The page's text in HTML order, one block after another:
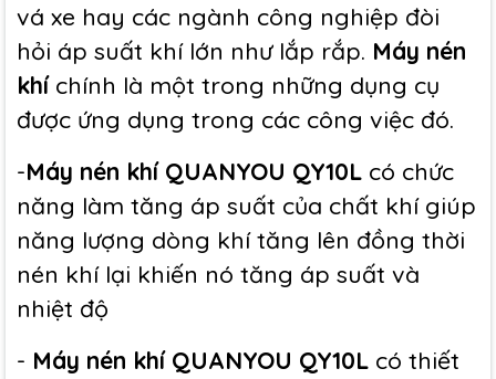
vá xe hay các ngành công nghiệp đòi
hỏi áp suất khí lớn như lắp rắp. Máy nén
khíchính là một trong những dụng cụ
được ứng dụng trong các công việc đó.
-Máy nén khí QUANYOU QY10L có chức
năng làm tăng áp suất của chất khí giúp
năng lượng dòng khí tăng lên đồng thời
nén khí lại khiến nó tăng áp suất và
nhiệt độ
- Máy nén khí QUANYOU QY10L có thiết